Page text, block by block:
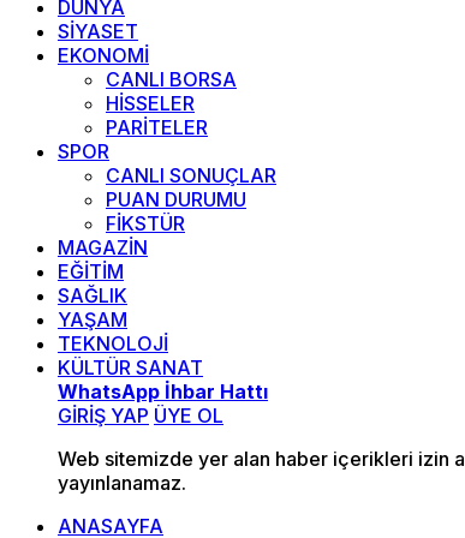
DÜNYA
SİYASET
EKONOMİ
CANLI BORSA
HİSSELER
PARİTELER
SPOR
CANLI SONUÇLAR
PUAN DURUMU
FİKSTÜR
MAGAZİN
EĞİTİM
SAĞLIK
YAŞAM
TEKNOLOJİ
KÜLTÜR SANAT
WhatsApp İhbar Hattı
GİRİŞ YAP ÜYE OL
Web sitemizde yer alan haber içerikleri izin
yayınlanamaz.
ANASAYFA